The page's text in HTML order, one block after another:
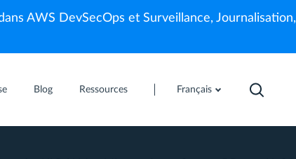
AWS DevSecOps et Surveillance, Journalisation,
Blog Ressources Français